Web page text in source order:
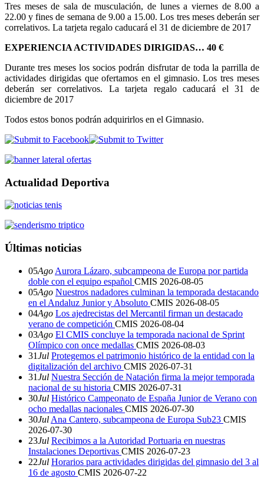
Tres meses de sala de musculación, de lunes a viernes de 8.00 a
22.00 y fines de semana de 9.00 a 15.00. Los tres meses deberán ser
correlativos. La tarjeta regalo caducará el 31 de diciembre de 2017
EXPERIENCIA ACTIVIDADES DIRIGIDAS… 40 €
Durante tres meses los socios podrán disfrutar de toda la parrilla de
actividades dirigidas que ofertamos en el gimnasio. Los tres meses
deberán ser correlativos. La tarjeta regalo caducará el 31 de
diciembre de 2017
Todos estos bonos podrán adquirirlos en el Gimnasio.
Actualidad Deportiva
Últimas noticias
05Ago Aurora Lázaro, subcampeona de Europa por partida
doble con el equipo español CMIS 2026-08-05
05Ago Nuestros nadadores culminan la temporada destacando
en el Andaluz Junior y Absoluto CMIS 2026-08-05
04Ago Los ajedrecistas del Mercantil firman un destacado
verano de competición CMIS 2026-08-04
03Ago El CMIS concluye la temporada nacional de Sprint
Olímpico con once medallas CMIS 2026-08-03
31Jul Protegemos el patrimonio histórico de la entidad con la
digitalización del archivo CMIS 2026-07-31
31Jul Nuestra Sección de Natación firma la mejor temporada
nacional de su historia CMIS 2026-07-31
30Jul Histórico Campeonato de España Junior de Verano con
ocho medallas nacionales CMIS 2026-07-30
30Jul Ana Cantero, subcampeona de Europa Sub23 CMIS
2026-07-30
23Jul Recibimos a la Autoridad Portuaria en nuestras
Instalaciones Deportivas CMIS 2026-07-23
22Jul Horarios para actividades dirigidas del gimnasio del 3 al
16 de agosto CMIS 2026-07-22